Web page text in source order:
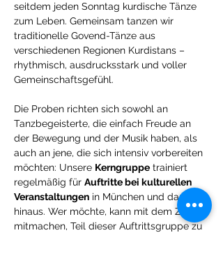
seitdem jeden Sonntag kurdische Tänze
zum Leben. Gemeinsam tanzen wir
traditionelle Govend-Tänze aus
verschiedenen Regionen Kurdistans –
rhythmisch, ausdrucksstark und voller
Gemeinschaftsgefühl.
Die Proben richten sich sowohl an
Tanzbegeisterte, die einfach Freude an
der Bewegung und der Musik haben, als
auch an jene, die sich intensiv vorbereiten
möchten: Unsere Kerngruppe trainiert
regelmäßig für Auftritte bei kulturellen
Veranstaltungen in München und darüber
hinaus. Wer möchte, kann mit dem Ziel
mitmachen, Teil dieser Auftrittsgruppe zu